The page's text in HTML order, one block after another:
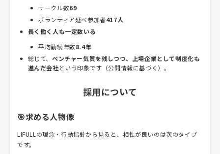
サークル数69
ボランティア延べ参加者417人
長く働く人も一定数いる
平均勤続年数8.4年
総じて、 ベンチャー気質を残しつつ、上場企業として制度化も
進んだ会社という印象です（公開情報に基づく）。
採用について
🎯求める人物像
LIFULLの理念・行動指針から見ると、相性が良いのは次のタイプ
です。